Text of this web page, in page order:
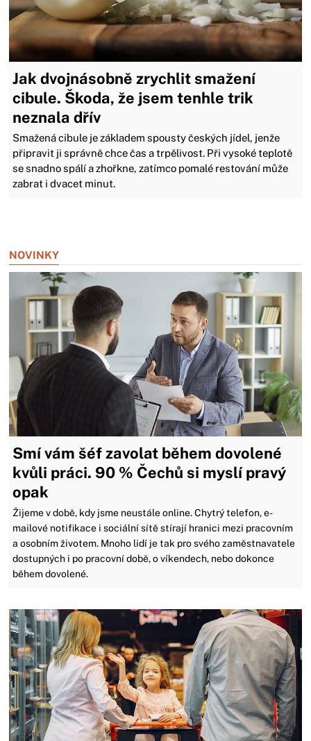
Jak dvojnásobně zrychlit smažení
cibule. Škoda, že jsem tenhle trik
neznala dřív
Smažená cibule je základem spousty českých jídel, jenže
připravit ji správně chce čas a trpělivost. Při vysoké teplotě
se snadno spálí a zhořkne, zatímco pomalé restování může
zabrat i dvacet minut.
NOVINKY
Smí vám šéf zavolat během dovolené
kvůli práci. 90 % Čechů si myslí pravý
opak
Žijeme v době, kdy jsme neustále online. Chytrý telefon, e-
mailové notifikace i sociální sítě stírají hranici mezi pracovním
a osobním životem. Mnoho lidí je tak pro svého zaměstnavatele
dostupných i po pracovní době, o víkendech, nebo dokonce
během dovolené.